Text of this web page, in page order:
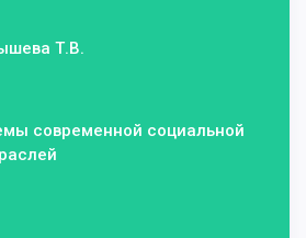
Т.В.
современной социальной